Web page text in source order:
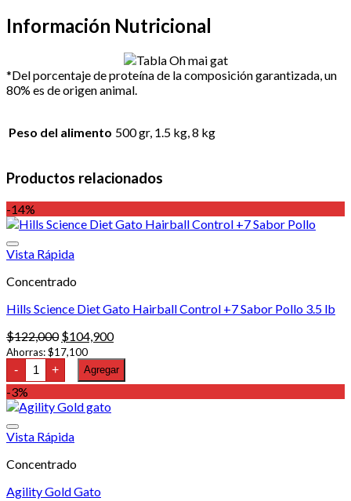
Información Nutricional
*Del porcentaje de proteína de la composición garantizada, un
80% es de origen animal.
Peso del alimento 500 gr, 1.5 kg, 8 kg
Productos relacionados
-14%
Vista Rápida
Concentrado
Hills Science Diet Gato Hairball Control +7 Sabor Pollo 3.5 lb
$122,000 El
precio
original
era:
$104,900El
actual
es:
Ahorras:$17,100
- Hills
Science
Diet
Gato
Hairball
+7
Pollo
lb
+ Agregar
-3%
Vista Rápida
Concentrado
Agility Gold Gato